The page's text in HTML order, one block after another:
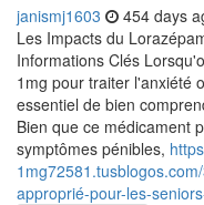
janismj1603 454 days
Les Impacts du
Informations Clés
1mg pour traiter l'anxiété
essentiel de bien
Bien que ce médicament
symptômes pénibles,
approprié-pour-les-